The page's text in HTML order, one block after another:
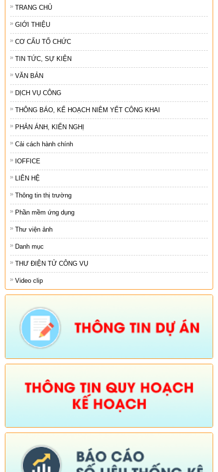
TRANG CHỦ
GIỚI THIỆU
CƠ CẤU TỔ CHỨC
TIN TỨC, SỰ KIỆN
VĂN BẢN
DỊCH VỤ CÔNG
THÔNG BÁO, KẾ HOẠCH NIÊM YẾT CÔNG KHAI
PHẢN ÁNH, KIẾN NGHỊ
Cải cách hành chính
IOFFICE
LIÊN HỆ
Thông tin thị trường
Phần mềm ứng dụng
Thư viện ảnh
Danh mục
THƯ ĐIỆN TỬ CÔNG VỤ
Video clip